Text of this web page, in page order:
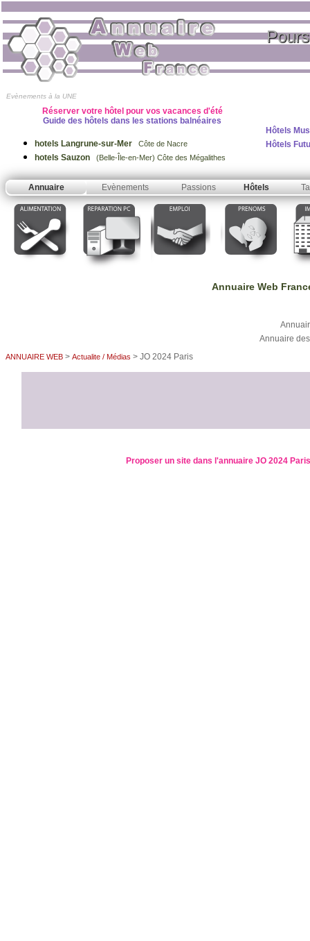
Evènements à la UNE
Réserver votre hôtel pour vos vacances d'été
Guide des hôtels dans les stations balnéaires
hotels Langrune-sur-Mer Côte de Nacre
hotels Sauzon (Belle-Île-en-Mer) Côte des Mégalithes
Hôtels
Hôtels
Annuaire Evènements Passions Hôtels
Annuaire Web
Annuaire
ANNUAIRE WEB > Actualite / Médias > JO 2024 Paris
Proposer un site dans l'annuaire JO 2024 Paris